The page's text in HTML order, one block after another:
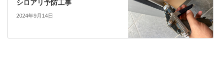
シロアリ予防工事
2024年9月14日